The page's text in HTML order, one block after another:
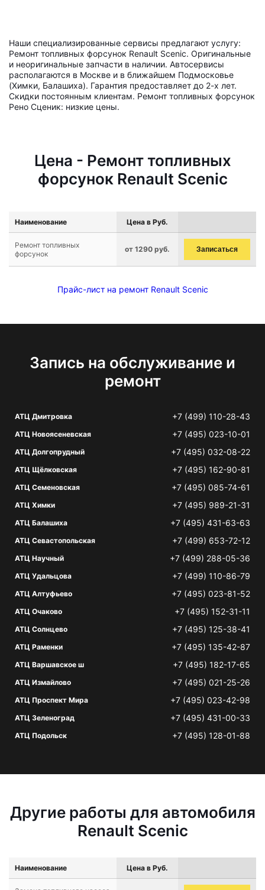
Наши специализированные сервисы предлагают услугу:
Ремонт топливных форсунок Renault Scenic. Оригинальные
и неоригинальные запчасти в наличии. Автосервисы
располагаются в Москве и в ближайшем Подмосковье
(Химки, Балашиха). Гарантия предоставляет до 2-х лет.
Скидки постоянным клиентам. Ремонт топливных форсунок
Рено Сценик: низкие цены.
Цена - Ремонт топливных
форсунок Renault Scenic
Наименование Цена в Руб.
Ремонт топливных
форсунок
от 1290 руб. Записаться
Прайс-лист на ремонт Renault Scenic
Запись на обслуживание и
ремонт
АТЦ Дмитровка +7 (499) 110-28-43
АТЦ Новоясеневская +7 (495) 023-10-01
АТЦ Долгопрудный +7 (495) 032-08-22
АТЦ Щёлковская +7 (495) 162-90-81
АТЦ Семеновская +7 (495) 085-74-61
АТЦ Химки +7 (495) 989-21-31
АТЦ Балашиха +7 (495) 431-63-63
АТЦ Севастопольская +7 (499) 653-72-12
АТЦ Научный +7 (499) 288-05-36
АТЦ Удальцова +7 (499) 110-86-79
АТЦ Алтуфьево +7 (495) 023-81-52
АТЦ Очаково +7 (495) 152-31-11
АТЦ Солнцево +7 (495) 125-38-41
АТЦ Раменки +7 (495) 135-42-87
АТЦ Варшавское ш +7 (495) 182-17-65
АТЦ Измайлово +7 (495) 021-25-26
АТЦ Проспект Мира +7 (495) 023-42-98
АТЦ Зеленоград +7 (495) 431-00-33
АТЦ Подольск +7 (495) 128-01-88
Другие работы для автомобиля
Renault Scenic
Наименование Цена в Руб.